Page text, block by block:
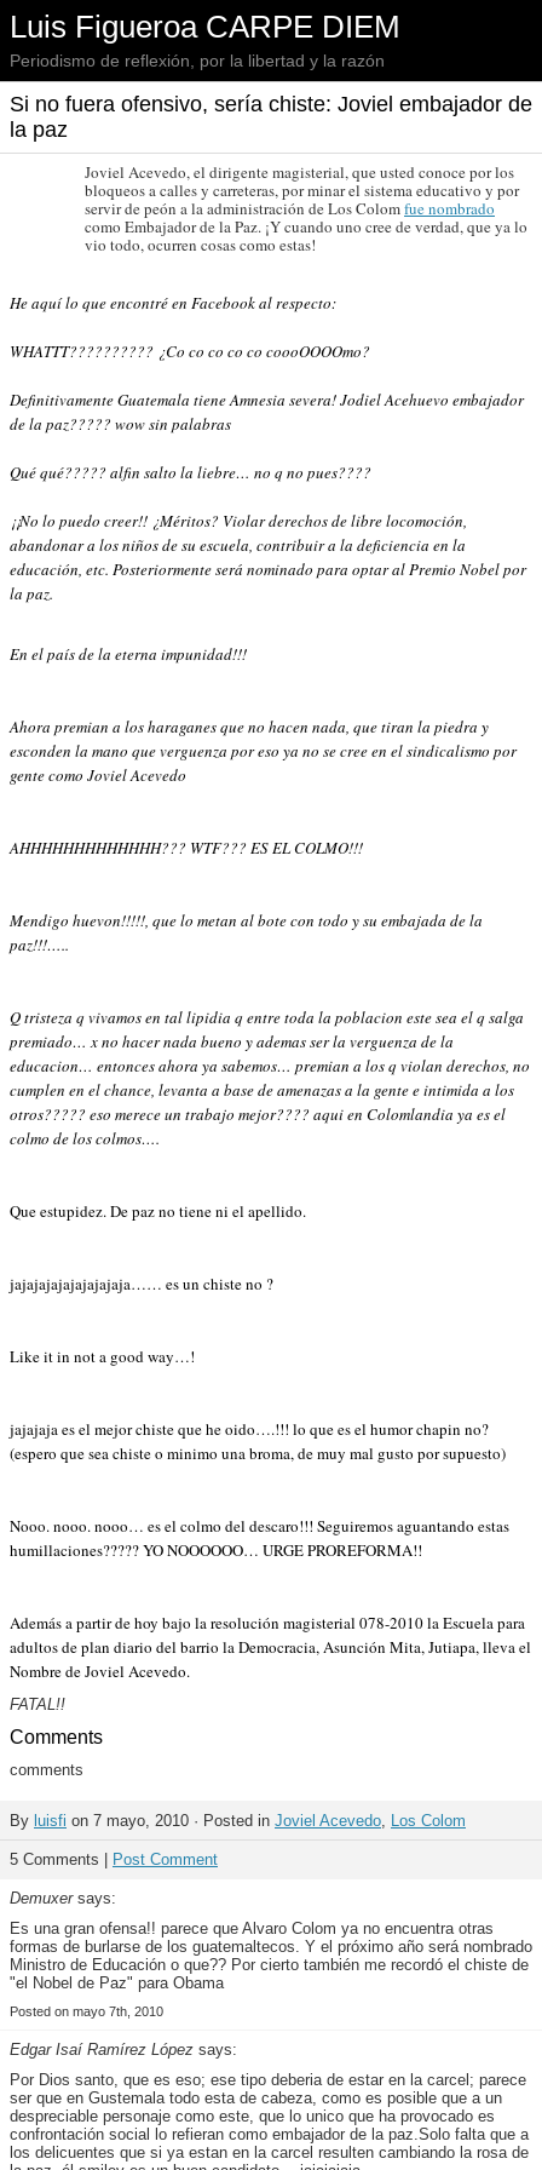
Luis Figueroa CARPE DIEM
Periodismo de reflexión, por la libertad y la razón
Si no fuera ofensivo, sería chiste: Joviel embajador de
la paz
Joviel Acevedo, el dirigente magisterial, que usted conoce por los
bloqueos a calles y carreteras, por minar el sistema educativo y por
servir de peón a la administración de Los Colomfue nombrado
como Embajador de la Paz. ¡Y cuando uno cree de verdad, que ya lo
vio todo, ocurren cosas como estas!
He aquí lo que encontré en Facebook al respecto:
WHATTT?????????? ¿Co co co co co coooOOOOmo?
Definitivamente Guatemala tiene Amnesia severa! Jodiel Acehuevo embajador
de la paz????? wow sin palabras
Qué qué????? alfin salto la liebre… no q no pues????
¡¡No lo puedo creer!! ¿Méritos? Violar derechos de libre locomoción,
abandonar a los niños de su escuela, contribuir a la deficiencia en la
educación, etc. Posteriormente será nominado para optar al Premio Nobel por
la paz.
En el país de la eterna impunidad!!!
Ahora premian a los haraganes que no hacen nada, que tiran la piedra y
esconden la mano que verguenza por eso ya no se cree en el sindicalismo por
gente como Joviel Acevedo
AHHHHHHHHHHHHH??? WTF??? ES EL COLMO!!!
Mendigo huevon!!!!!, que lo metan al bote con todo y su embajada de la
paz!!!…..
Q tristeza q vivamos en tal lipidia q entre toda la poblacion este sea el q salga
premiado… x no hacer nada bueno y ademas ser la verguenza de la
educacion… entonces ahora ya sabemos… premian a los q violan derechos, no
cumplen en el chance, levanta a base de amenazas a la gente e intimida a los
otros????? eso merece un trabajo mejor???? aqui en Colomlandia ya es el
colmo de los colmos….
Que estupidez. De paz no tiene ni el apellido.
jajajajajajajajajaja…… es un chiste no ?
Like it in not a good way…!
jajajaja es el mejor chiste que he oido….!!! lo que es el humor chapin no?
(espero que sea chiste o minimo una broma, de muy mal gusto por supuesto)
Nooo. nooo. nooo… es el colmo del descaro!!! Seguiremos aguantando estas
humillaciones????? YO NOOOOOO… URGE PROREFORMA!!
Además a partir de hoy bajo la resolución magisterial 078-2010 la Escuela para
adultos de plan diario del barrio la Democracia, Asunción Mita, Jutiapa, lleva el
Nombre de Joviel Acevedo.
FATAL!!
Comments
comments
By luisfi on 7 mayo, 2010 · Posted in Joviel Acevedo, Los Colom
5 Comments | Post Comment
Demuxersays:
Es una gran ofensa!! parece que Alvaro Colom ya no encuentra otras
formas de burlarse de los guatemaltecos. Y el próximo año será nombrado
Ministro de Educación o que?? Por cierto también me recordó el chiste de
"el Nobel de Paz" para Obama
Posted on mayo 7th, 2010
Edgar Isaí Ramírez López says:
Por Dios santo, que es eso; ese tipo deberia de estar en la carcel; parece
ser que en Gustemala todo esta de cabeza, como es posible que a un
despreciable personaje como este, que lo unico que ha provocado es
confrontación social lo refieran como embajador de la paz.Solo falta que a
los delicuentes que si ya estan en la carcel resulten cambiando la rosa de